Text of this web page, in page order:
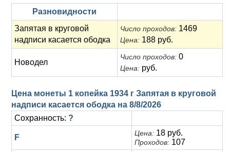
Для Молдавии и Валахии
Таврические монеты
Медь
Для Пруссии
Петр II (1727-1730)
Екатерина I (1725-1727)
Серебро
Медь
Разновидности
Запятая в круговой
надписи касается ободка
Число проходов: 1469
Цена: 188 руб.
Новодел
Число проходов: 0
Цена: руб.
Цена монеты 1 копейка 1934 г Запятая в круговой
надписи касается ободка на 8/8/2026
Сохранность: ?
F Цена: 18 руб.
Проходов: 107